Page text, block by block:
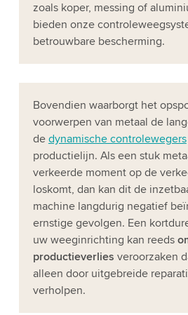
zoals koper, messing of
bieden onze
betrouwbare bescherming.
Bovendien waarborgt het
voorwerpen van metaal de
de dynamische controlewegers
productielijn. Als een stuk
verkeerde moment op de
loskomt, dan kan dit de
machine langdurig negatief
ernstige gevolgen. Een
uw weeginrichting kan reeds
productieverlies veroorzaken
alleen door uitgebreide
verholpen.